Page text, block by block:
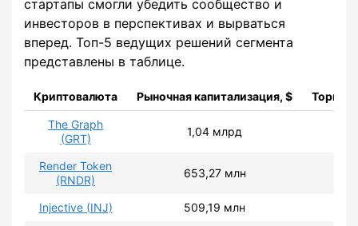
стартапы смогли убедить сообщество и
инвесторов в перспективах и вырваться
вперед. Топ-5 ведущих решений сегмента
представлены в таблице.
Криптовалюта Рыночная капитализация, $
The Graph
(GRT)
1,04 млрд
Render Token
(RNDR)
653,27 млн
Injective (INJ)
509,19 млн